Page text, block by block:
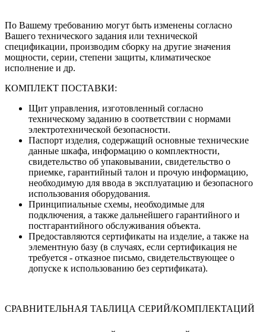
По Вашему требованию могут быть изменены согласно
Вашего технического задания или технической
спецификации, производим сборку на другие значения
мощности, серии, степени защиты, климатическое
исполнение и др.
КОМПЛЕКТ ПОСТАВКИ:
Щит управления, изготовленный согласно
техническому заданию в соответствии с нормами
электротехнической безопасности.
Паспорт изделия, содержащий основные технические
данные шкафа, информацию о комплектности,
свидетельство об упаковывании, свидетельство о
приемке, гарантийный талон и прочую информацию,
необходимую для ввода в эксплуатацию и безопасного
использования оборудования.
Принципиальные схемы, необходимые для
подключения, а также дальнейшего гарантийного и
постгарантийного обслуживания объекта.
Предоставляются сертификаты на изделие, а также на
элементную базу (в случаях, если сертификация не
требуется - отказное письмо, свидетельствующее о
допуске к использованию без сертификата).
СРАВНИТЕЛЬНАЯ ТАБЛИЦА СЕРИЙ/КОМПЛЕКТАЦИЙ